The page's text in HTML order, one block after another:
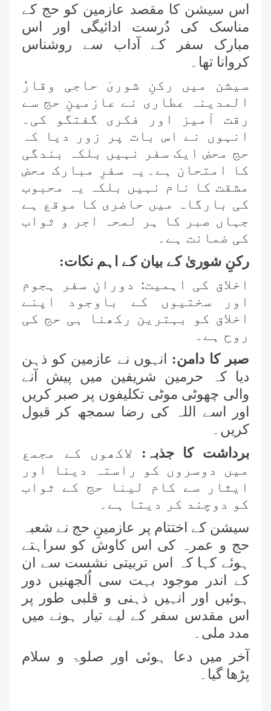
اس سیشن کا مقصد عازمین کو حج کے
مناسک کی دُرست ادائیگی اور اس
مبارک سفر کے آداب سے روشناس
کروانا تھا۔
سیشن میں رکنِ شوریٰ حاجی وقارُ
المدینہ عطاری نے عازمینِ حج سے
رقت آمیز اور فکری گفتگو کی۔
انہوں نے اس بات پر زور دیا کہ
حج محض ایک سفر نہیں بلکہ بندگی
کا امتحان ہے۔
یہ سفرِ مبارک محض
مشقت کا نام نہیں بلکہ یہ محبوب
کی بارگاہ میں حاضری کا موقع ہے
جہاں صبر کا ہر لمحہ اجر و ثواب
کی ضمانت ہے۔
رکنِ شوریٰ کے بیان کے اہم نکات:
اخلاق کی اہمیت: دورانِ سفر ہجوم
اور سختیوں کے باوجود اپنے
اخلاق کو بہترین رکھنا ہی حج کی
روح ہے۔
صبر کا دامن: انہوں نے عازمین کو ذہن
دیا کہ حرمین شریفین میں پیش آنے
والی چھوٹی موٹی تکلیفوں پر صبر کریں
اور اسے اللہ کی رضا سمجھ کر قبول
کریں۔
برداشت کا جذبہ: لاکھوں کے مجمع
میں دوسروں کو راستہ دینا اور
ایثار سے کام لینا حج کے ثواب
کو دوچند کر دیتا ہے۔
سیشن کے اختتام پر عازمینِ حج نے شعبہ
حج و عمرہ کی اس کاوش کو سراہتے
ہوئے کہا کہ اس تربیتی نشست سے ان
کے اندر موجود بہت سی اُلجھنیں دور
ہوئیں اور انہیں ذہنی و قلبی طور پر
اس مقدس سفر کے لیے تیار ہونے میں
مدد ملی۔
آخر میں دعا ہوئی اور صلوۃ و سلام
پڑھا گیا۔